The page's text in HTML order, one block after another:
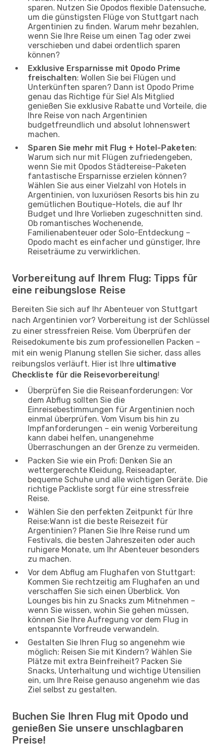
sparen. Nutzen Sie Opodos flexible Datensuche,
um die günstigsten Flüge von Stuttgart nach
Argentinien zu finden. Warum mehr bezahlen,
wenn Sie Ihre Reise um einen Tag oder zwei
verschieben und dabei ordentlich sparen
können?
Exklusive Ersparnisse mit Opodo Prime
freischalten: Wollen Sie bei Flügen und
Unterkünften sparen? Dann ist Opodo Prime
genau das Richtige für Sie! Als Mitglied
genießen Sie exklusive Rabatte und Vorteile, die
Ihre Reise von nach Argentinien
budgetfreundlich und absolut lohnenswert
machen.
Sparen Sie mehr mit Flug + Hotel-Paketen:
Warum sich nur mit Flügen zufriedengeben,
wenn Sie mit Opodos Städtereise-Paketen
fantastische Ersparnisse erzielen können?
Wählen Sie aus einer Vielzahl von Hotels in
Argentinien, von luxuriösen Resorts bis hin zu
gemütlichen Boutique-Hotels, die auf Ihr
Budget und Ihre Vorlieben zugeschnitten sind.
Ob romantisches Wochenende,
Familienabenteuer oder Solo-Entdeckung –
Opodo macht es einfacher und günstiger, Ihre
Reiseträume zu verwirklichen.
Vorbereitung auf Ihrem Flug: Tipps für
eine reibungslose Reise
Bereiten Sie sich auf Ihr Abenteuer von Stuttgart
nach Argentinien vor? Vorbereitung ist der Schlüssel
zu einer stressfreien Reise. Vom Überprüfen der
Reisedokumente bis zum professionellen Packen –
mit ein wenig Planung stellen Sie sicher, dass alles
reibungslos verläuft. Hier ist Ihre ultimative
Checkliste für die Reisevorbereitung!
Überprüfen Sie die Reiseanforderungen: Vor
dem Abflug sollten Sie die
Einreisebestimmungen für Argentinien noch
einmal überprüfen. Vom Visum bis hin zu
Impfanforderungen – ein wenig Vorbereitung
kann dabei helfen, unangenehme
Überraschungen an der Grenze zu vermeiden.
Packen Sie wie ein Profi: Denken Sie an
wettergerechte Kleidung, Reiseadapter,
bequeme Schuhe und alle wichtigen Geräte. Die
richtige Packliste sorgt für eine stressfreie
Reise.
Wählen Sie den perfekten Zeitpunkt für Ihre
Reise:Wann ist die beste Reisezeit für
Argentinien? Planen Sie Ihre Reise rund um
Festivals, die besten Jahreszeiten oder auch
ruhigere Monate, um Ihr Abenteuer besonders
zu machen.
Vor dem Abflug am Flughafen von Stuttgart:
Kommen Sie rechtzeitig am Flughafen an und
verschaffen Sie sich einen Überblick. Von
Lounges bis hin zu Snacks zum Mitnehmen –
wenn Sie wissen, wohin Sie gehen müssen,
können Sie Ihre Aufregung vor dem Flug in
entspannte Vorfreude verwandeln.
Gestalten Sie Ihren Flug so angenehm wie
möglich: Reisen Sie mit Kindern? Wählen Sie
Plätze mit extra Beinfreiheit? Packen Sie
Snacks, Unterhaltung und wichtige Utensilien
ein, um Ihre Reise genauso angenehm wie das
Ziel selbst zu gestalten.
Buchen Sie Ihren Flug mit Opodo und
genießen Sie unsere unschlagbaren
Preise!